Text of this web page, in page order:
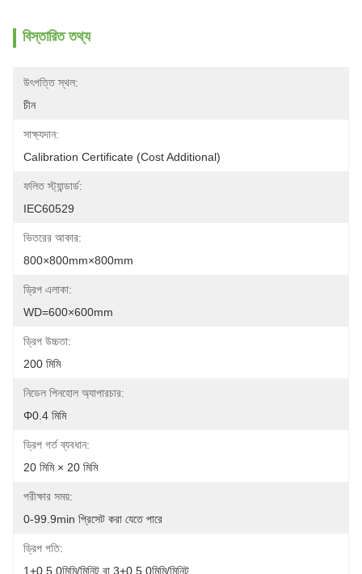
বিস্তারিত তথ্য
উৎপত্তি স্থল:
চীন
সাক্ষ্যদান:
Calibration Certificate (Cost Additional)
ফলিত স্ট্যান্ডার্ড:
IEC60529
ভিতরের আকার:
800×800mm×800mm
ড্রিপ এলাকা:
WD=600×600mm
ড্রিপ উচ্চতা:
200 মিমি
নিডেল পিনহোল অ্যাপারচার:
Φ0.4 মিমি
ড্রিপ গর্ত ব্যবধান:
20 মিমি × 20 মিমি
পরীক্ষার সময়:
0-99.9min প্রিসেট করা যেতে পারে
ড্রিপ গতি:
1+0.5 0মিমি/মিনিট বা 3+0.5 0মিমি/মিনিট